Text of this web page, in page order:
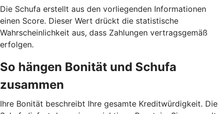
Die Schufa erstellt aus den vorliegenden Informationen
einen Score. Dieser Wert drückt die statistische
Wahrscheinlichkeit aus, dass Zahlungen vertragsgemäß
erfolgen.
So hängen Bonität und Schufa
zusammen
Ihre Bonität beschreibt Ihre gesamte Kreditwürdigkeit. Die